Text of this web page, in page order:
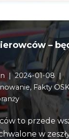
–
2024-01-08
, Fakty OSK
to przede
w